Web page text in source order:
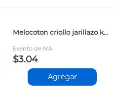
Melocoton criollo jarillazo kg xx
Exento de IVA
$3.04
Agregar